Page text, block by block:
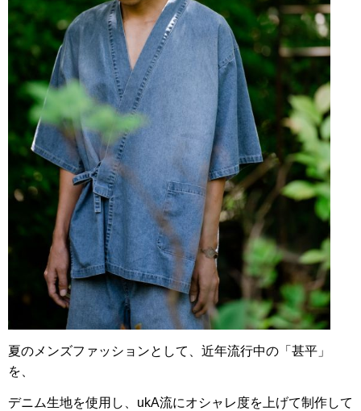
夏のメンズファッションとして、 近年流行中の「甚平」
を、
デニム生地を使用し、ukA流にオシャレ度を上げて制作して